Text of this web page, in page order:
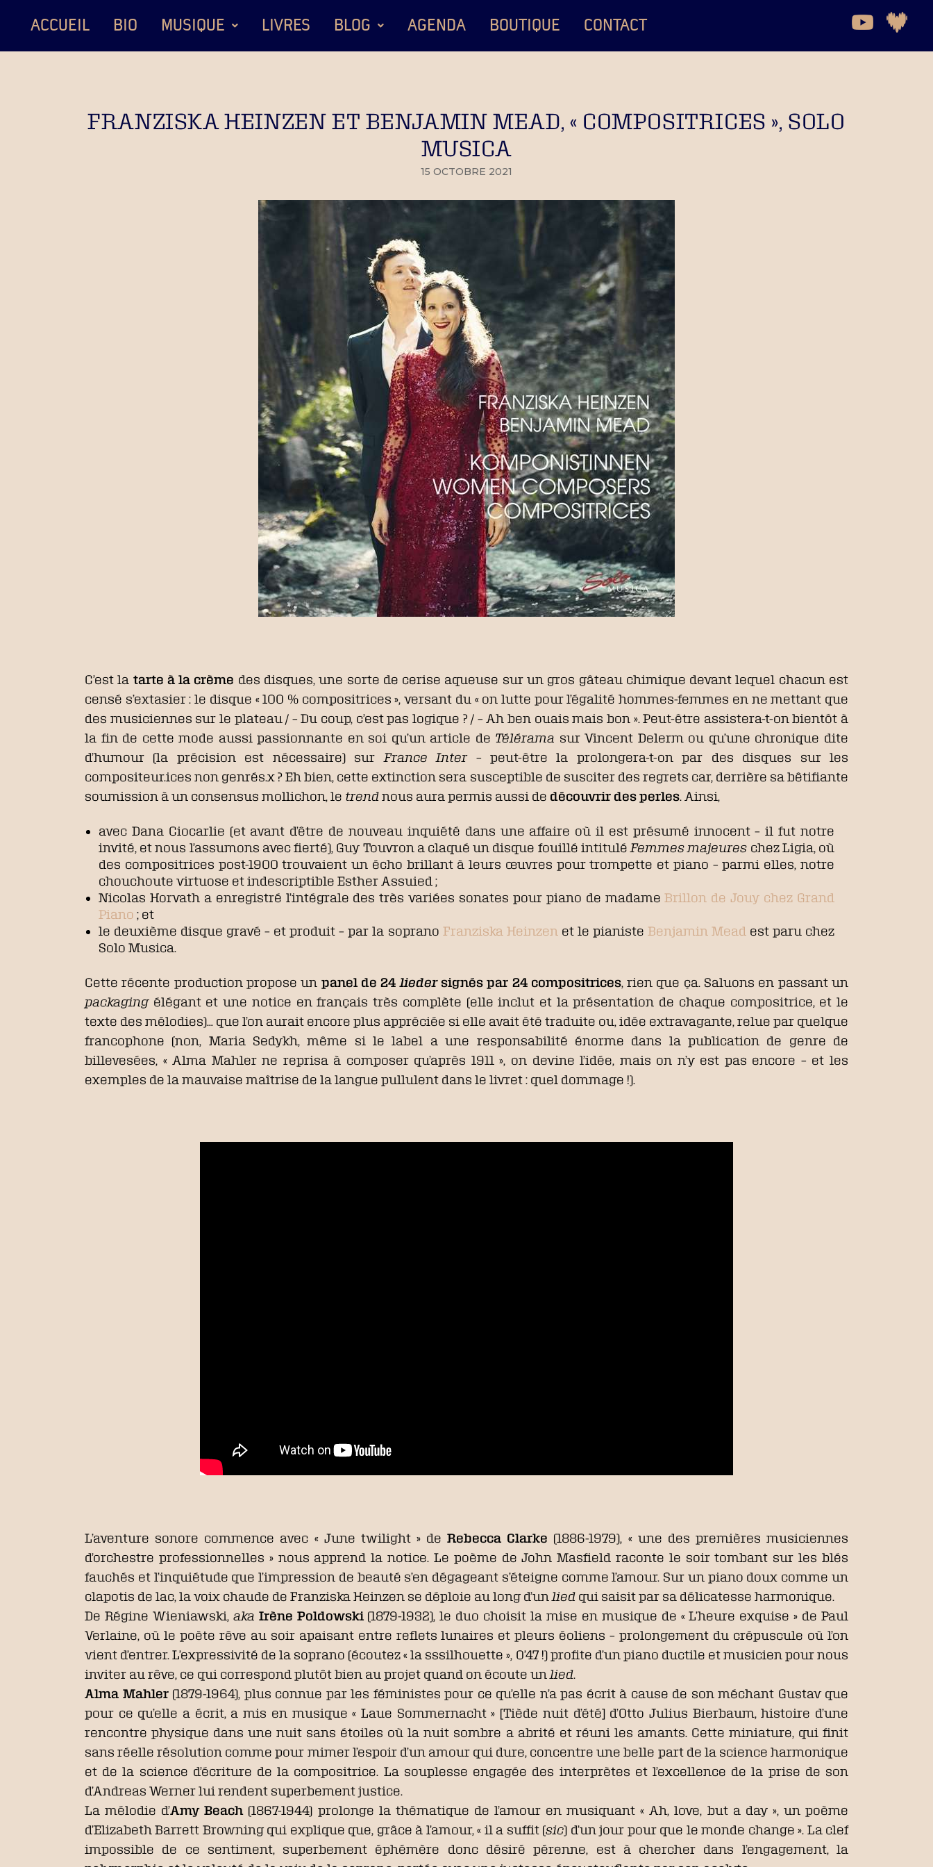
ACCUEIL BIO MUSIQUE LIVRES BLOG AGENDA BOUTIQUE CONTACT
FRANZISKA HEINZEN ET BENJAMIN MEAD, « COMPOSITRICES », SOLO
MUSICA
15 OCTOBRE 2021
C’est la tarte à la crème des disques, une sorte de cerise aqueuse sur un gros gâteau chimique devant lequel chacun est
censé s’extasier : le disque « 100 % compositrices », versant du « on lutte pour l’égalité hommes-femmes en ne mettant que
des musiciennes sur le plateau / – Du coup, c’est pas logique ? / – Ah ben ouais mais bon ». Peut-être assistera-t-on bientôt à
la fin de cette mode aussi passionnante en soi qu’un article de Télérama sur Vincent Delerm ou qu’une chronique dite
d’humour (la précision est nécessaire) sur France Inter– peut-être la prolongera-t-on par des disques sur les
compositeur.ices non genrés.x ? Eh bien, cette extinction sera susceptible de susciter des regrets car, derrière sa bêtifiante
soumission à un consensus mollichon, le trend nous aura permis aussi de découvrir des perles. Ainsi,
avec Dana Ciocarlie (et avant d’être de nouveau inquiété dans une affaire où il est présumé innocent – il fut notre
invité, et nous l’assumons avec fierté), Guy Touvron a claqué un disque fouillé intitulé Femmes majeures chez Ligia, où
des compositrices post-1900 trouvaient un écho brillant à leurs œuvres pour trompette et piano – parmi elles, notre
chouchoute virtuose et indescriptible Esther Assuied ;
Nicolas Horvath a enregistré l’intégrale des très variées sonates pour piano de madameBrillon de Jouy chez Grand
Piano ; et
le deuxième disque gravé – et produit – par la soprano Franziska Heinzen et le pianiste Benjamin Mead est paru chez
Solo Musica.
Cette récente production propose un panel de 24lieder signés par 24 compositrices, rien que ça. Saluons en passant un
packagingélégant et une notice en français très complète (elle inclut et la présentation de chaque compositrice, et le
texte des mélodies)… que l’on aurait encore plus appréciée si elle avait été traduite ou, idée extravagante, relue par quelque
francophone (non, Maria Sedykh, même si le label a une responsabilité énorme dans la publication de genre de
billevesées, « Alma Mahler ne reprisa à composer qu’après 1911 », on devine l’idée, mais on n’y est pas encore – et les
exemples de la mauvaise maîtrise de la langue pullulent dans le livret : quel dommage !).
L’aventure sonore commence avec « June twilight » deRebecca Clarke (1886-1979), « une des premières musiciennes
d’orchestre professionnelles » nous apprend la notice. Le poème de John Masfield raconte le soir tombant sur les blés
fauchés et l’inquiétude que l’impression de beauté s’en dégageant s’éteigne comme l’amour. Sur un piano doux comme un
clapotis de lac, la voix chaude de Franziska Heinzen se déploie au long d’un lied qui saisit par sa délicatesse harmonique.
De Régine Wieniawski, aka Irène Poldowski(1879-1932), le duo choisit la mise en musique de « L’heure exquise » de Paul
Verlaine, où le poète rêve au soir apaisant entre reflets lunaires et pleurs éoliens – prolongement du crépuscule où l’on
vient d’entrer. L’expressivité de la soprano (écoutez « la sssilhouette », 0’47 !) profite d’un piano ductile et musicien pour nous
inviter au rêve, ce qui correspond plutôt bien au projet quand on écoute un lied.
Alma Mahler(1879-1964), plus connue par les féministes pour ce qu’elle n’a pas écrit à cause de son méchant Gustav que
pour ce qu’elle a écrit, a mis en musique « Laue Sommernacht » [Tiède nuit d’été] d’Otto Julius Bierbaum, histoire d’une
rencontre physique dans une nuit sans étoiles où la nuit sombre a abrité et réuni les amants. Cette miniature, qui finit
sans réelle résolution comme pour mimer l’espoir d’un amour qui dure, concentre une belle part de la science harmonique
et de la science d’écriture de la compositrice. La souplesse engagée des interprètes et l’excellence de la prise de son
d’Andreas Werner lui rendent superbement justice.
La mélodie d’Amy Beach(1867-1944) prolonge la thématique de l’amour en musiquant « Ah, love, but a day », un poème
d’Elizabeth Barrett Browning qui explique que, grâce à l’amour, « il a suffit (sic) d’un jour pour que le monde change ». La clef
impossible de ce sentiment, superbement éphémère donc désiré pérenne, est à chercher dans l’engagement, la